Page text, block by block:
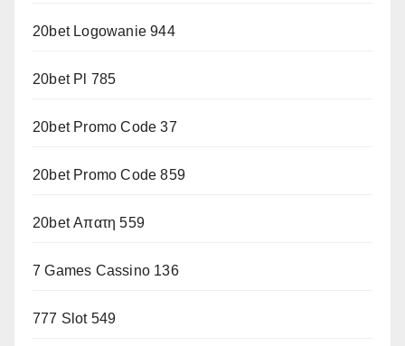
20bet Logowanie 944
20bet Pl 785
20bet Promo Code 37
20bet Promo Code 859
20bet Απατη 559
7 Games Cassino 136
777 Slot 549